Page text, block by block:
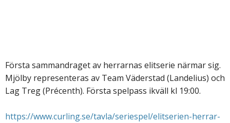
Första sammandraget av herrarnas elitserie närmar sig.
Mjölby representeras av Team Väderstad (Landelius) och
Lag Treg (Précenth). Första spelpass ikväll kl 19:00.
https://www.curling.se/tavla/seriespel/elitserien-herrar-